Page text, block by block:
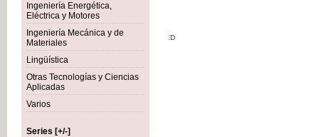
Ingeniería Energética,
Eléctrica y Motores
Ingeniería Mecánica y de
Materiales
Lingüística
Otras Tecnologías y Ciencias
Aplicadas
Varios
Series [+/-]